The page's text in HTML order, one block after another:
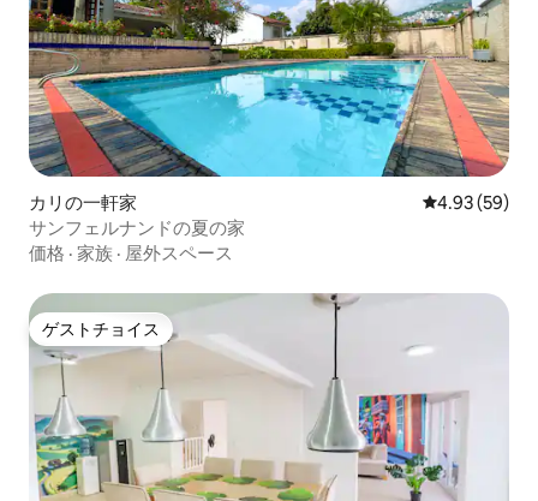
カリの一軒家 レビュー59
4.93 (59)
サンフェルナンドの夏の家
価格 · 家族 · 屋外スペース
ゲストチョイス
ゲストチョイス